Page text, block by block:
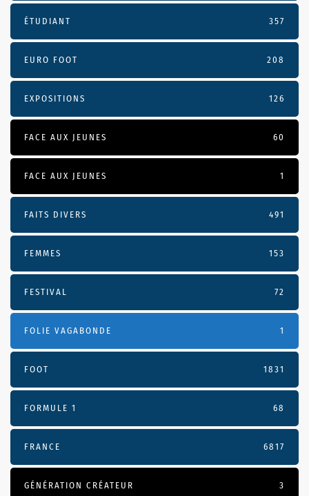
ÉTUDIANT 357
EURO FOOT 208
EXPOSITIONS 126
FACE AUX JEUNES 60
FACE AUX JEUNES 1
FAITS DIVERS 491
FEMMES 153
FESTIVAL 72
FOLIE VAGABONDE 1
FOOT 1831
FORMULE 1 68
FRANCE 6817
GÉNÉRATION CRÉATEUR 3